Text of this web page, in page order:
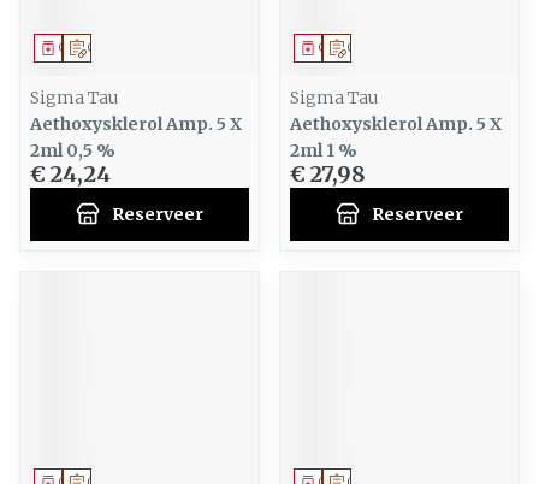
Op voorschrift
Geneesmiddel
Sigma Tau
Aethoxysklerol Amp. 5 X
2ml 0,5 %
€ 24,24
Reserveer
Op voorschrift
Geneesmiddel
Sigma Tau
Aethoxysklerol Amp. 5 X
2ml 1 %
€ 27,98
Reserveer